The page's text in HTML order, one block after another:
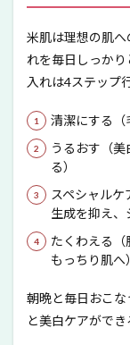
米肌は理想の肌
れを毎日しっか
入れは4ステップ
清潔にする（
うるおす（美
る）
スペシャルケ
生成を抑え、
たくわえる（
もっちり肌へ）
朝晩と毎日おこ
と美白ケアができ